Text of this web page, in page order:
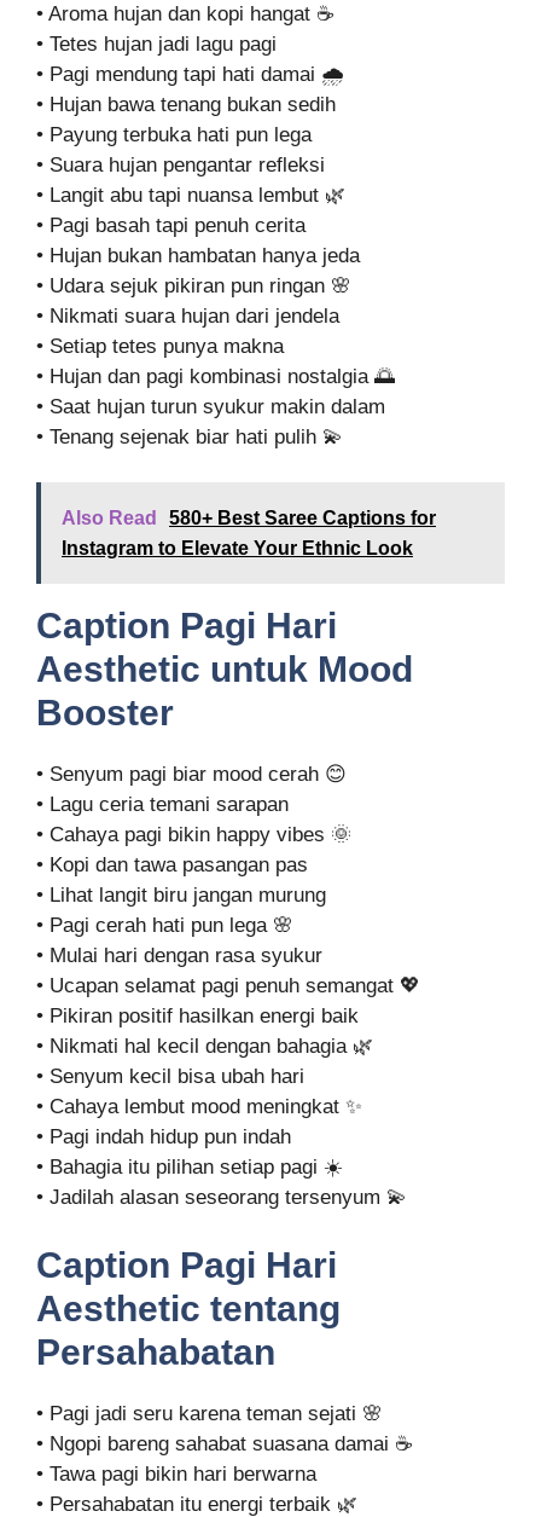
• Aroma hujan dan kopi hangat ☕
• Tetes hujan jadi lagu pagi
• Pagi mendung tapi hati damai 🌧️
• Hujan bawa tenang bukan sedih
• Payung terbuka hati pun lega
• Suara hujan pengantar refleksi
• Langit abu tapi nuansa lembut 🌿
• Pagi basah tapi penuh cerita
• Hujan bukan hambatan hanya jeda
• Udara sejuk pikiran pun ringan 🌸
• Nikmati suara hujan dari jendela
• Setiap tetes punya makna
• Hujan dan pagi kombinasi nostalgia 🌅
• Saat hujan turun syukur makin dalam
• Tenang sejenak biar hati pulih 💫
Also Read
580+ Best Saree Captions for
Instagram to Elevate Your Ethnic Look
Caption Pagi Hari
Aesthetic untuk Mood
Booster
• Senyum pagi biar mood cerah 😊
• Lagu ceria temani sarapan
• Cahaya pagi bikin happy vibes 🌞
• Kopi dan tawa pasangan pas
• Lihat langit biru jangan murung
• Pagi cerah hati pun lega 🌸
• Mulai hari dengan rasa syukur
• Ucapan selamat pagi penuh semangat 💖
• Pikiran positif hasilkan energi baik
• Nikmati hal kecil dengan bahagia 🌿
• Senyum kecil bisa ubah hari
• Cahaya lembut mood meningkat ✨
• Pagi indah hidup pun indah
• Bahagia itu pilihan setiap pagi ☀️
• Jadilah alasan seseorang tersenyum 💫
Caption Pagi Hari
Aesthetic tentang
Persahabatan
• Pagi jadi seru karena teman sejati 🌸
• Ngopi bareng sahabat suasana damai ☕
• Tawa pagi bikin hari berwarna
• Persahabatan itu energi terbaik 🌿